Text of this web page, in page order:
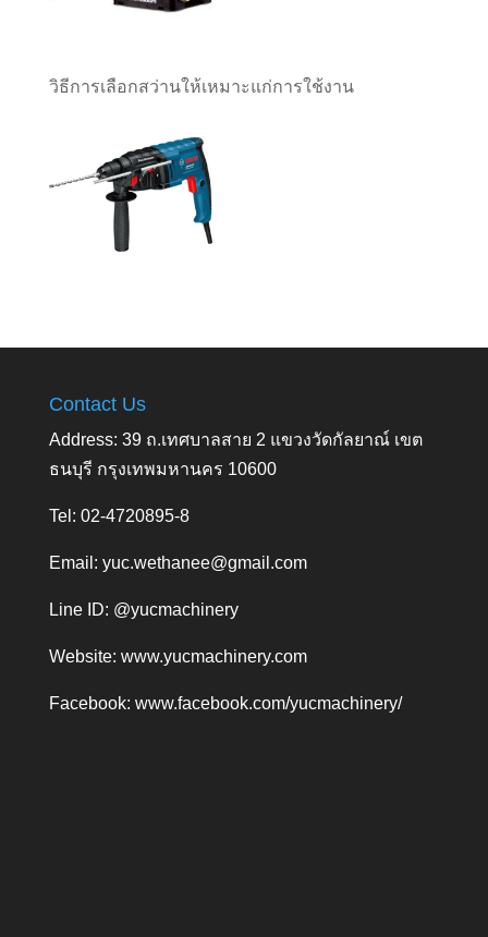
วิธีการเลือกสว่านให้เหมาะแก่การใช้งาน
Contact Us
Address: 39 ถ.เทศบาลสาย 2 แขวงวัดกัลยาณ์ เขต
ธนบุรี กรุงเทพมหานคร 10600
Tel: 02-4720895-8
Email: yuc.wethanee@gmail.com
Line ID: @yucmachinery
Website: www.yucmachinery.com
Facebook: www.facebook.com/yucmachinery/